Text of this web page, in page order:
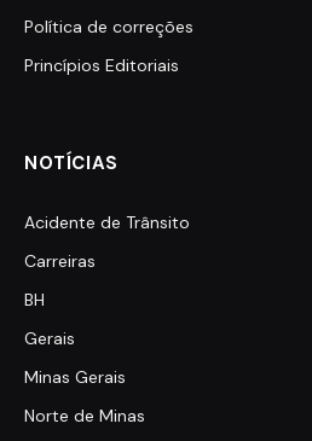
Política de correções
Princípios Editoriais
NOTÍCIAS
Acidente de Trânsito
Carreiras
BH
Gerais
Minas Gerais
Norte de Minas